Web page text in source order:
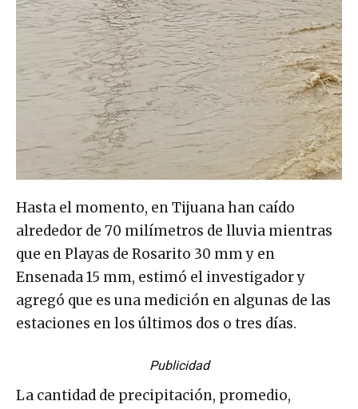
Hasta el momento, en Tijuana han caído
alrededor de 70 milímetros de lluvia mientras
que en Playas de Rosarito 30 mm y en
Ensenada 15 mm, estimó el investigador y
agregó que es una medición en algunas de las
estaciones en los últimos dos o tres días.
Publicidad
La cantidad de precipitación, promedio,